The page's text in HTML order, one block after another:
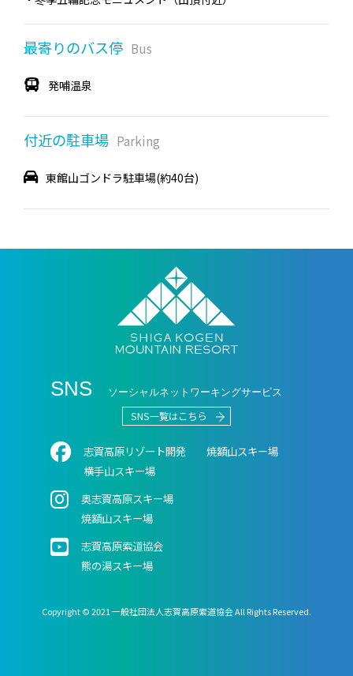
最寄りのバス停 Bus
発哺温泉
付近の駐車場 Parking
東館山ゴンドラ駐車場(約40台)
SNS ソーシャルネットワーキングサービス
SNS一覧はこちら
志賀高原リゾート開発
焼額⼭スキー場
横⼿⼭スキー場
奥志賀⾼原スキー場
焼額山スキー場
志賀高原索道協会
熊の湯スキー場
Copyright © 2021 一般社団法人志賀高原索道協会 All Rights Reserved.